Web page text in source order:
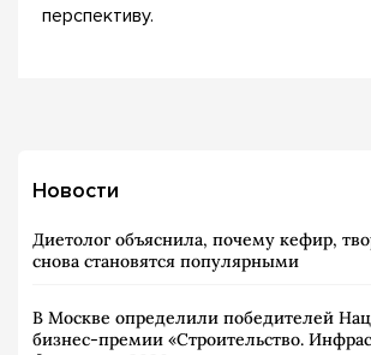
перспективу.
Новости
Диетолог объяснила, почему кефир,
снова становятся популярными
В Москве определили победителей
бизнес-премии «Строительство.